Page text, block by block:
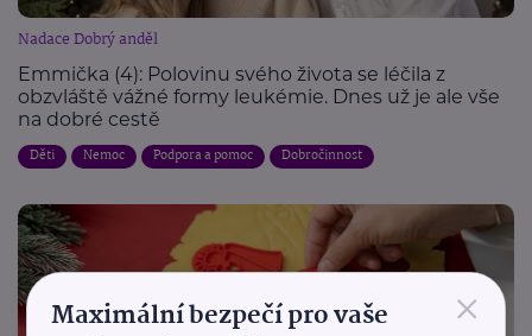
Nadace Dobrý anděl
Emmička (4): Polovinu svého života se léčila z
obzvláště vážné formy leukémie. Dnes už je ale vše
na dobré cestě
Děti Nemoc Podpora a pomoc Dobročinnost
×
Maximální bezpečí pro vaše